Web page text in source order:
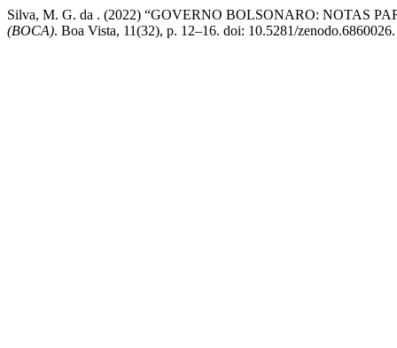
Silva, M. G. da . (2022) “GOVERNO BOLSONARO: NOTAS
(BOCA). Boa Vista, 11(32), p. 12–16. doi: 10.5281/zenodo.6860026.